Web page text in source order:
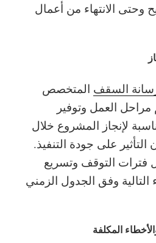
وحتى الانتهاء من أعمال
السقف المتخصص
مراحل العمل وتوفير
لإنجاز المشروع خلال
على جودة التنفيذ.
فترات التوقف وتسريع
التالية وفق الجدول الزمني
المكلفة